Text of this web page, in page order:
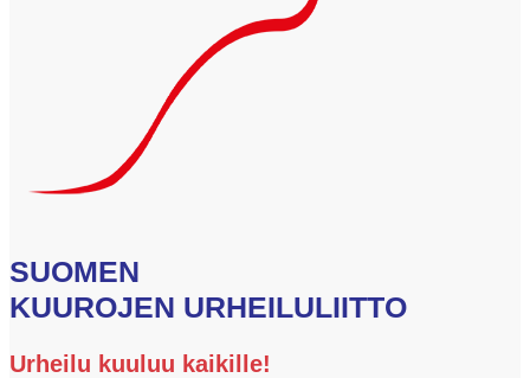
SUOMEN
KUUROJEN URHEILULIITTO
Urheilu kuuluu kaikille!